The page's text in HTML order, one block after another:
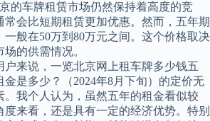
的车牌租赁市场仍然保持着高度的竞
会比短期租赁更加优惠。然而，五年期
一般在50万到80万元之间。这个价格取决
的供需情况。
户来说，一览北京网上租车牌多少钱五
是多少？（2024年8月下旬）的定价无
。我个人认为，虽然五年的租金看似较
来看，还是具有一定的经济优势。特别